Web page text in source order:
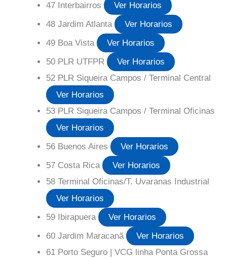
47 Interbairros
Ver Horarios
48 Jardim Atlanta
Ver Horarios
49 Boa Vista
Ver Horarios
50 PLR UTFPR
Ver Horarios
52 PLR Siqueira Campos / Terminal Central
Ver Horarios
53 PLR Siqueira Campos / Terminal Oficinas
Ver Horarios
56 Buenos Aires
Ver Horarios
57 Costa Rica
Ver Horarios
58 Terminal Oficinas/T. Uvaranas Industrial
Ver Horarios
59 Ibirapuera
Ver Horarios
60 Jardim Maracanã
Ver Horarios
61 Porto Seguro | VCG linha Ponta Grossa